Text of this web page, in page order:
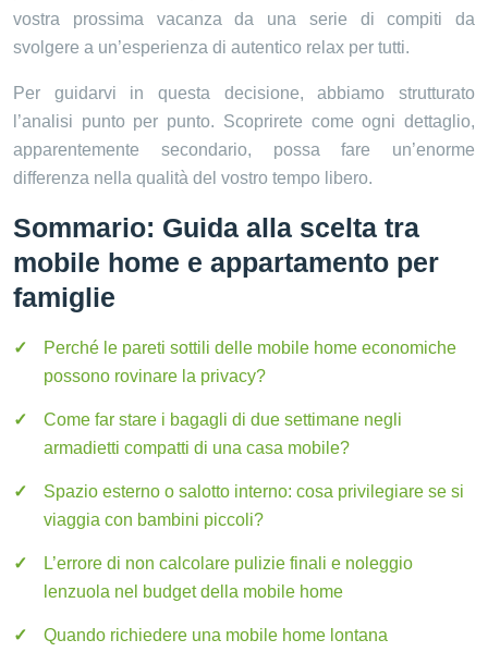
vostra prossima vacanza da una serie di compiti da
svolgere a un’esperienza di autentico relax per tutti.
Per guidarvi in questa decisione, abbiamo strutturato
l’analisi punto per punto. Scoprirete come ogni dettaglio,
apparentemente secondario, possa fare un’enorme
differenza nella qualità del vostro tempo libero.
Sommario: Guida alla scelta tra
mobile home e appartamento per
famiglie
Perché le pareti sottili delle mobile home economiche
possono rovinare la privacy?
Come far stare i bagagli di due settimane negli
armadietti compatti di una casa mobile?
Spazio esterno o salotto interno: cosa privilegiare se si
viaggia con bambini piccoli?
L’errore di non calcolare pulizie finali e noleggio
lenzuola nel budget della mobile home
Quando richiedere una mobile home lontana